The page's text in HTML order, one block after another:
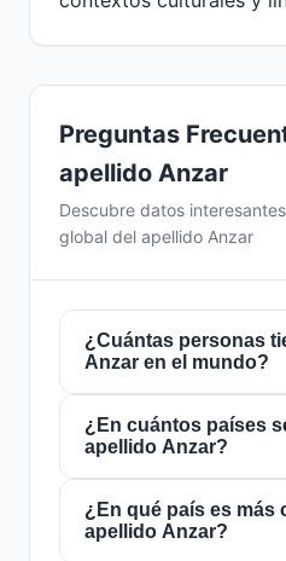
Preguntas
apellido Anzar
Descubre datos
global del apellido Anzar
¿Cuántas personas
Anzar en el mundo?
Actualmente hay
personascon el apellido
mundo. Esto significa
de cada1,189,061
este apellido. Se
¿En cuántos países
apellido Anzar?
El apellidoAnzarestá
de todo el mundo. Esto lo
¿En qué país es más
apellido Anzar?